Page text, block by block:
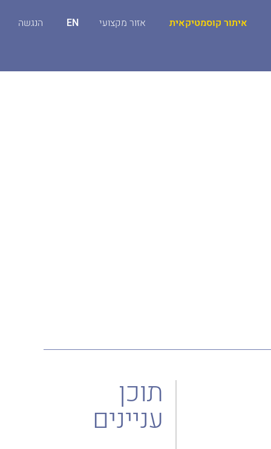
איתור קוסמטיקאית אזור מקצועי EN הנגשה
תוכן
עניינים